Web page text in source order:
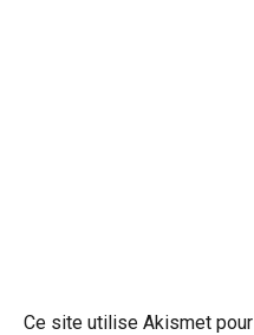
Ce site utilise Akismet